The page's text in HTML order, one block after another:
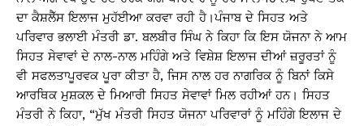
ਦਾ ਕੈਸ਼ਲੈੱਸ ਇਲਾਜ ਮੁਹੱਈਆ ਕਰਵਾ ਰਹੀ ਹੈ।ਪੰਜਾਬ ਦੇ ਸਿਹਤ ਅਤੇ
ਪਰਿਵਾਰ ਭਲਾਈ ਮੰਤਰੀ ਡਾ. ਬਲਬੀਰ ਸਿੰਘ ਨੇ ਕਿਹਾ ਕਿ ਇਸ ਯੋਜਨਾ ਨੇ ਆਮ
ਸਿਹਤ ਸੇਵਾਵਾਂ ਦੇ ਨਾਲ-ਨਾਲ ਮਹਿੰਗੇ ਅਤੇ ਵਿਸ਼ੇਸ਼ ਇਲਾਜ ਦੀਆਂ ਜ਼ਰੂਰਤਾਂ ਨੂੰ
ਵੀ ਸਫਲਤਾਪੂਰਵਕ ਪੂਰਾ ਕੀਤਾ ਹੈ, ਜਿਸ ਨਾਲ ਹਰ ਨਾਗਰਿਕ ਨੂੰ ਬਿਨਾਂ ਕਿਸੇ
ਆਰਥਿਕ ਮੁਸ਼ਕਲ ਦੇ ਮਿਆਰੀ ਸਿਹਤ ਸੇਵਾਵਾਂ ਮਿਲ ਰਹੀਆਂ ਹਨ। ਸਿਹਤ
ਮੰਤਰੀ ਨੇ ਕਿਹਾ, “ਮੁੱਖ ਮੰਤਰੀ ਸਿਹਤ ਯੋਜਨਾ ਪਰਿਵਾਰਾਂ ਨੂੰ ਮਹਿੰਗੇ ਇਲਾਜ ਦੇ